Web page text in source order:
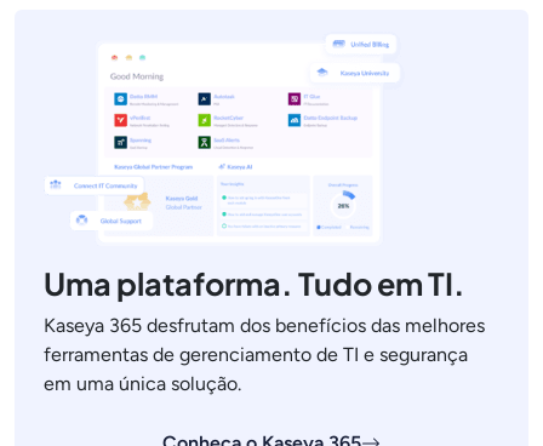
Uma plataforma. Tudo em TI.
Kaseya 365 desfrutam dos benefícios das melhores
ferramentas de gerenciamento de TI e segurança
em uma única solução.